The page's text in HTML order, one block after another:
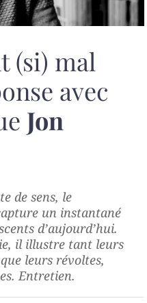
(si) mal
avec
Jon
de sens, le
un instantané
d’aujourd’hui.
il illustre tant leurs
leurs révoltes,
Entretien.